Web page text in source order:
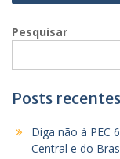
Pesquisar
Posts recentes
Diga não à PEC
Central e do